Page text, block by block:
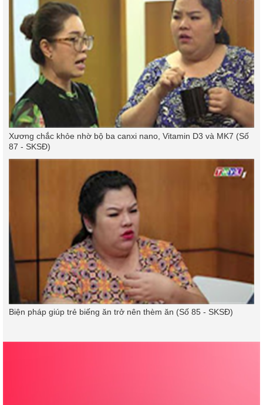
Xương chắc khỏe nhờ bộ ba canxi nano, Vitamin D3 và MK7 (Số
87 - SKSĐ)
Biện pháp giúp trẻ biếng ăn trở nên thèm ăn (Số 85 - SKSĐ)